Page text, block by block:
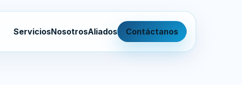
ServiciosNosotrosAliados Contáctanos